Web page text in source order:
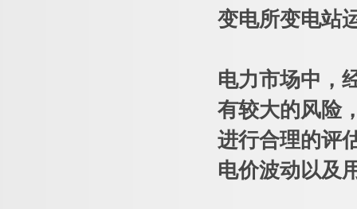
变电所变电站
电力市场中，
有较大的风险
进行合理的评
电价波动以及